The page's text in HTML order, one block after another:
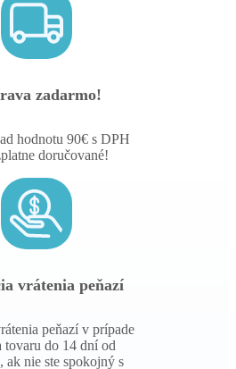
zadarmo!
hodnotu 90€ s DPH
doručované!
vrátenia peňazí
peňazí v prípade
tovaru do 14 dní od
ak nie ste spokojný s